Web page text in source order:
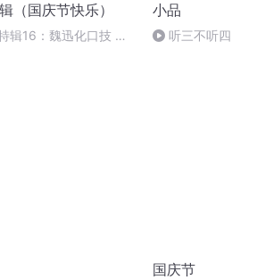
（国庆节快乐）
辑16：魏迅化口技 二
小品
听三不听四
国庆节